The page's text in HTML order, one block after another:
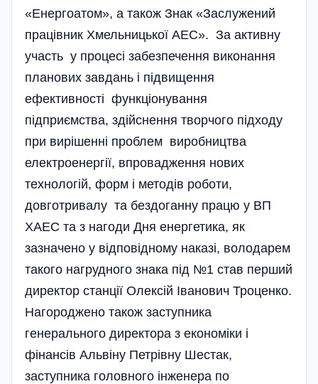
«Енергоатом», а також Знак «Заслужений
працівник Хмельницької АЕС». За активну
участь у процесі забезпечення виконання
планових завдань і підвищення
ефективності функціонування
підприємства, здійснення творчого підходу
при вирішенні проблем виробництва
електроенергії, впровадження нових
технологій, форм і методів роботи,
довготривалу та бездоганну працю у ВП
ХАЕС та з нагоди Дня енергетика, як
зазначено у відповідному наказі, володарем
такого нагрудного знака під №1 став перший
директор станції Олексій Іванович Троценко.
Нагороджено також заступника
генерального директора з економіки і
фінансів Альвіну Петрівну Шестак,
заступника головного інженера по